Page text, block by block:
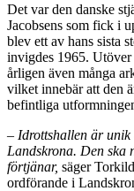
Det var den danske
Jacobsens som fick i
blev ett av hans sista
invigdes 1965. Utöver
årligen även många
vilket innebär att den
befintliga
– Idrottshallen är unik
Landskrona. Den ska
förtjänar, säger
ordförande i